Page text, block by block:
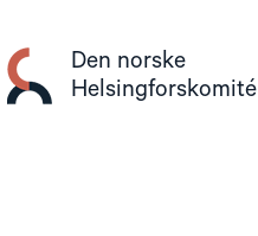
innhold
Den norske
Helsingforskomité